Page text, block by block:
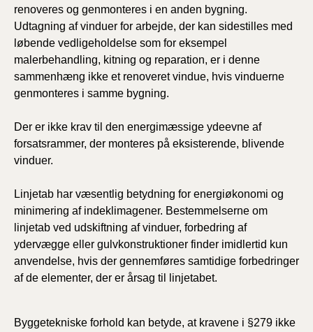
renoveres og genmonteres i en anden bygning.
Udtagning af vinduer for arbejde, der kan sidestilles med
løbende vedligeholdelse som for eksempel
malerbehandling, kitning og reparation, er i denne
sammenhæng ikke et renoveret vindue, hvis vinduerne
genmonteres i samme bygning.
Der er ikke krav til den energimæssige ydeevne af
forsatsrammer, der monteres på eksisterende, blivende
vinduer.
Linjetab har væsentlig betydning for energiøkonomi og
minimering af indeklimagener. Bestemmelserne om
linjetab ved udskiftning af vinduer, forbedring af
ydervægge eller gulvkonstruktioner finder imidlertid kun
anvendelse, hvis der gennemføres samtidige forbedringer
af de elementer, der er årsag til linjetabet.
Byggetekniske forhold kan betyde, at kravene i §279 ikke